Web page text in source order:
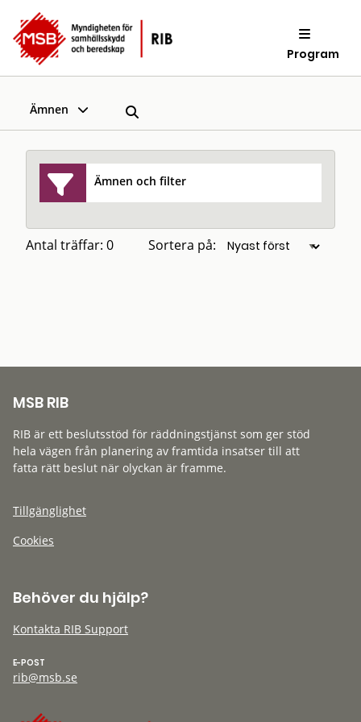
Program
Ämnen
Ämnen och filter
Antal träffar: 0 Sortera på:
MSB RIB
RIB är ett beslutsstöd för räddningstjänst som ger stöd
hela vägen från planering av framtida insatser till att
fatta rätt beslut när olyckan är framme.
Tillgänglighet
Cookies
Behöver du hjälp?
Kontakta RIB Support
E-POST
rib@msb.se